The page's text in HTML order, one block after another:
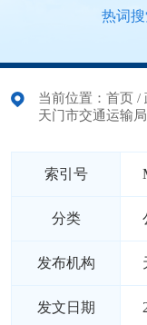
热词搜
当前位置： 首页 /
天门市交通运输局
索引号
分类
发布机构
发文日期